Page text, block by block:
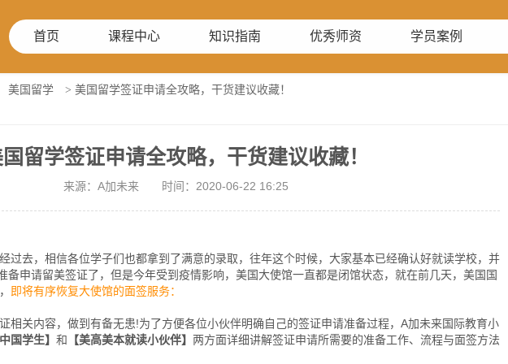
首页 课程中心 知识指南 优秀师资 学员案例
美国留学 > 美国留学签证申请全攻略，干货建议收藏！
留学签证申请全攻略，干货建议收藏！
来源：A加未来 时间：2020-06-22 16:25
去，相信各位学子们也都拿到了满意的录取，往年这个时候，大家基本已经确认好就读学校，并
备申请留美签证了，但是今年受到疫情影响，美国大使馆一直都是闭馆状态，就在前几天，美国国
即将有序恢复大使馆的面签服务：
关内容，做到有备无患!为了方便各位小伙伴明确自己的签证申请准备过程，A加未来国际教育小
国学生】 和 【美高美本就读小伙伴】 两方面详细讲解签证申请所需要的准备工作、流程与面签方法